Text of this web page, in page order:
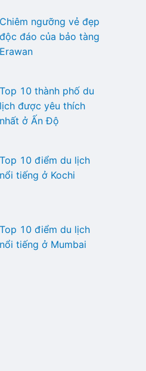
Chiêm ngưỡng vẻ đẹp
độc đáo của bảo tàng
Erawan
Top 10 thành phố du
lịch được yêu thích
nhất ở Ấn Độ
Top 10 điểm du lịch
nổi tiếng ở Kochi
Top 10 điểm du lịch
nổi tiếng ở Mumbai